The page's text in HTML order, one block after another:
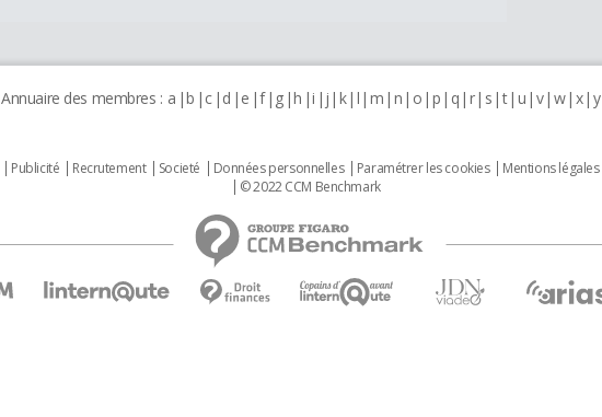
Annuaire des membres : a b c d e f g h i j k l m n o p q r s t u v w x y
Publicité Recrutement Societé Données personnelles Paramétrer les cookies Mentions légales
© 2022 CCM Benchmark